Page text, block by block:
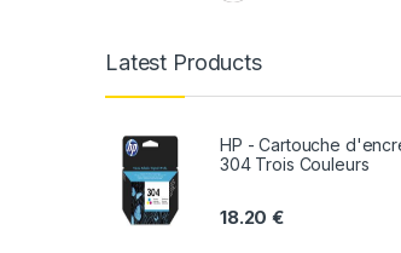
Latest Products
HP - Cartouche
304 Trois Couleurs
18.20€